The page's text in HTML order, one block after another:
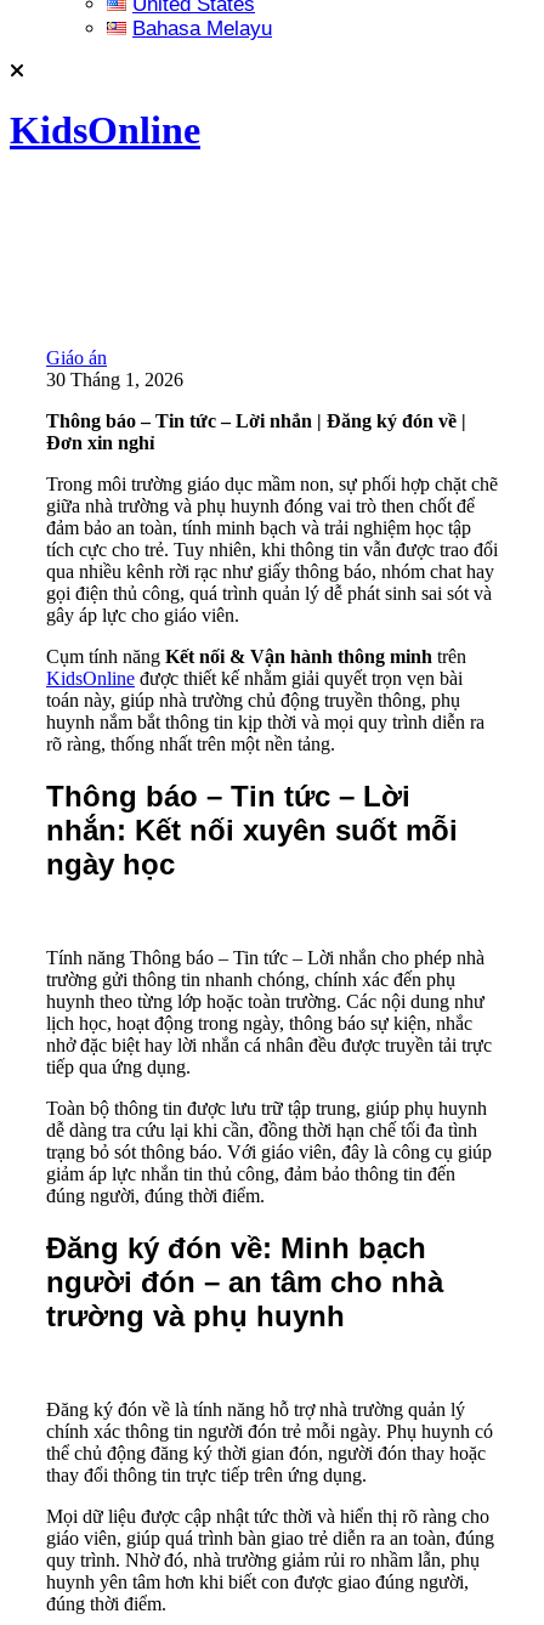
Bahasa Melayu
KidsOnline
Giáo án
30 Tháng 1, 2026
Thông báo – Tin tức – Lời nhắn | Đăng ký đón về |
Đơn xin nghỉ
Trong môi trường giáo dục mầm non, sự phối hợp chặt chẽ
giữa nhà trường và phụ huynh đóng vai trò then chốt để
đảm bảo an toàn, tính minh bạch và trải nghiệm học tập
tích cực cho trẻ. Tuy nhiên, khi thông tin vẫn được trao đổi
qua nhiều kênh rời rạc như giấy thông báo, nhóm chat hay
gọi điện thủ công, quá trình quản lý dễ phát sinh sai sót và
gây áp lực cho giáo viên.
Cụm tính năng Kết nối & Vận hành thông minh trên
KidsOnline được thiết kế nhằm giải quyết trọn vẹn bài
toán này, giúp nhà trường chủ động truyền thông, phụ
huynh nắm bắt thông tin kịp thời và mọi quy trình diễn ra
rõ ràng, thống nhất trên một nền tảng.
Thông báo – Tin tức – Lời
nhắn: Kết nối xuyên suốt mỗi
ngày học
Tính năng Thông báo – Tin tức – Lời nhắn cho phép nhà
trường gửi thông tin nhanh chóng, chính xác đến phụ
huynh theo từng lớp hoặc toàn trường. Các nội dung như
lịch học, hoạt động trong ngày, thông báo sự kiện, nhắc
nhở đặc biệt hay lời nhắn cá nhân đều được truyền tải trực
tiếp qua ứng dụng.
Toàn bộ thông tin được lưu trữ tập trung, giúp phụ huynh
dễ dàng tra cứu lại khi cần, đồng thời hạn chế tối đa tình
trạng bỏ sót thông báo. Với giáo viên, đây là công cụ giúp
giảm áp lực nhắn tin thủ công, đảm bảo thông tin đến
đúng người, đúng thời điểm.
Đăng ký đón về: Minh bạch
người đón – an tâm cho nhà
trường và phụ huynh
Đăng ký đón về là tính năng hỗ trợ nhà trường quản lý
chính xác thông tin người đón trẻ mỗi ngày. Phụ huynh có
thể chủ động đăng ký thời gian đón, người đón thay hoặc
thay đổi thông tin trực tiếp trên ứng dụng.
Mọi dữ liệu được cập nhật tức thời và hiển thị rõ ràng cho
giáo viên, giúp quá trình bàn giao trẻ diễn ra an toàn, đúng
quy trình. Nhờ đó, nhà trường giảm rủi ro nhầm lẫn, phụ
huynh yên tâm hơn khi biết con được giao đúng người,
đúng thời điểm.